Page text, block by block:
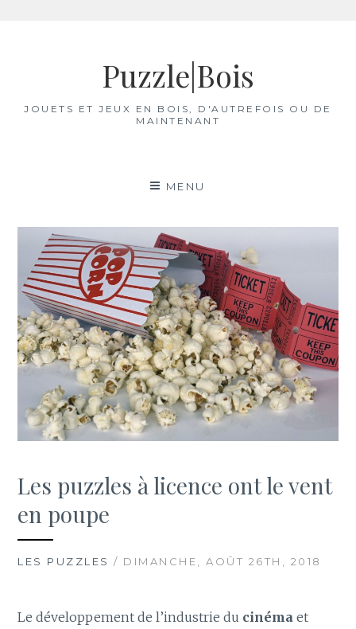
Puzzle|Bois
JOUETS ET JEUX EN BOIS, D'AUTREFOIS OU DE
MAINTENANT
MENU
Les puzzles à licence ont le vent
en poupe
LES PUZZLES / DIMANCHE, AOÛT 26TH, 2018
Le développement de l’industrie du cinéma et